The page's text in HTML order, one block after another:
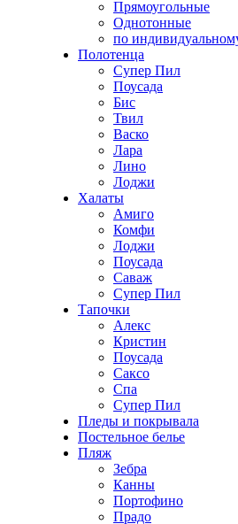
Прямоугольные
Однотонные
по
Полотенца
Супер Пил
Поусада
Бис
Твил
Васко
Лара
Лино
Лоджи
Халаты
Амиго
Комфи
Лоджи
Поусада
Саваж
Супер Пил
Тапочки
Алекс
Кристин
Поусада
Саксо
Спа
Супер Пил
Пледы и покрывала
Постельное белье
Пляж
Зебра
Канны
Портофино
Прадо